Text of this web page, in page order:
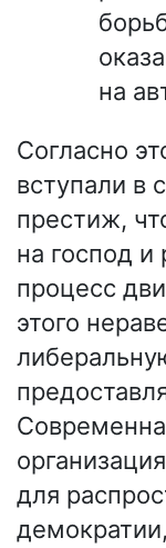
на
Согласно
вступали в
престиж,
на господ и
процесс
этого
для